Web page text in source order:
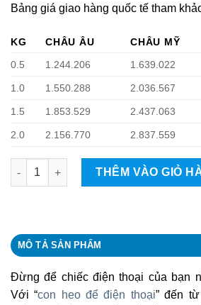
Bảng giá giao hàng quốc tế tham
KG CHÂU ÂU CHÂU MỸ
0.5
1.244.206 1.639.022
1.0 1.550.288 2.036.567
1.5 1.853.529 2.437.063
2.0 2.156.770 2.837.559
Con heo để điện thoại quantity
THÊM VÀO GIỎ
MÔ TẢ SẢN PHẨM
Đừng để chiếc điện thoại của bạn
Với “con heo để điện thoại” đến